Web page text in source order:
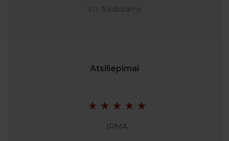
VII: Nedirbame
Atsiliepimai
IRMA